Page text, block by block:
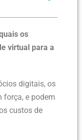
os
virtual para a
digitais, os
força, e podem
custos de